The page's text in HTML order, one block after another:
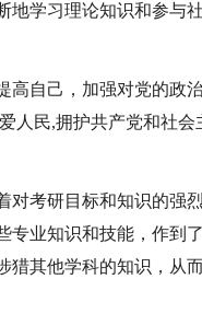
地学习理论知识和参与
高自己，加强对党的政
人民,拥护共产党和社
对考研目标和知识的强
专业知识和技能，作到
猎其他学科的知识，从